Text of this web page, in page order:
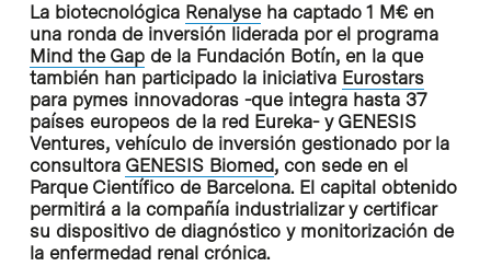
La biotecnológica Renalyseha captado 1 M€ en
una ronda de inversión liderada por el programa
Mind the Gapde la Fundación Botín, en la que
también han participado la iniciativa Eurostars
para pymes innovadoras -que integra hasta 37
países europeos de la red Eureka- y GENESIS
Ventures, vehículo de inversión gestionado por la
consultora GENESIS Biomed, con sede en el
Parque Científico de Barcelona. El capital obtenido
permitirá a la compañía industrializar y certificar
su dispositivo de diagnóstico y monitorización de
la enfermedad renal crónica.